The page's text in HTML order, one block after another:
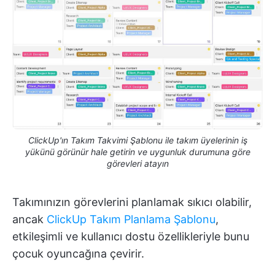
ClickUp'ın Takım Takvimi Şablonu ile takım üyelerinin iş
yükünü görünür hale getirin ve uygunluk durumuna göre
görevleri atayın
Takımınızın görevlerini planlamak sıkıcı olabilir,
ancak ClickUp Takım Planlama Şablonu,
etkileşimli ve kullanıcı dostu özellikleriyle bunu
çocuk oyuncağına çevirir.